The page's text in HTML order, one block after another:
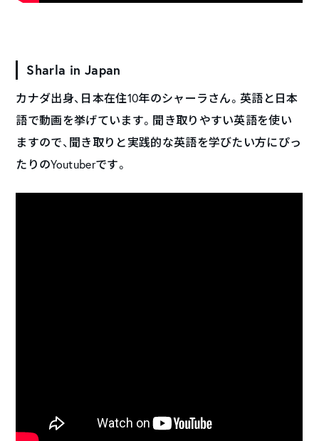
Sharla in Japan
カナダ出身、日本在住10年のシャーラさん。英語と日本
語で動画を挙げています。聞き取りやすい英語を使い
ますので、聞き取りと実践的な英語を学びたい方にぴっ
たりのYoutuberです。